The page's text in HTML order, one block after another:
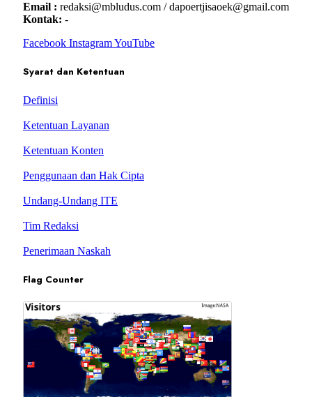
Email : redaksi@mbludus.com / dapoertjisaoek@gmail.com
Kontak: -
Facebook InstagramYouTube
Syarat dan Ketentuan
Definisi
Ketentuan Layanan
Ketentuan Konten
Penggunaan dan Hak Cipta
Undang-Undang ITE
Tim Redaksi
Penerimaan Naskah
Flag Counter